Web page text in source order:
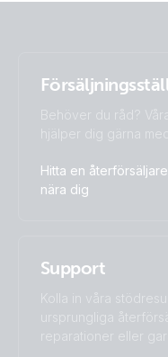
Behöver du råd?
hjälper dig gärna
Hitta en återförsäljare
nära dig
Support
Kolla in våra
ursprungliga
reparationer eller